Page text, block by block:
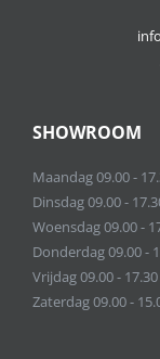
SHOWROOM
Maandag 09.00 -
Dinsdag 09.00 -
Woensdag 09.00 -
Donderdag 09.00 -
Vrijdag 09.00 -
Zaterdag 09.00 -